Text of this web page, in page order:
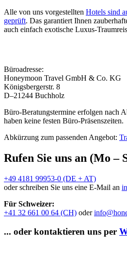
Alle von uns vorgestellten Hotels sind
geprüft. Das garantiert Ihnen
auch einfach exotische Luxus-
Büroadresse:
Honeymoon Travel GmbH & Co. KG
Königsbergerstr. 8
D–21244 Buchholz
Büro-Beratungstermine erfolgen nach
haben keine festen Büro-Präsenszeiten.
Abkürzung zum passenden Angebot:
Rufen Sie uns an (Mo –
+49 4181 99953-0 (DE + AT)
oder schreiben Sie uns eine E-Mail an
Für Schweizer:
+41 32 661 00 64 (CH) oder
... oder kontaktieren uns per